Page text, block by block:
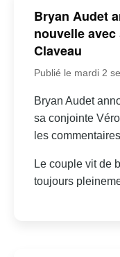
Bryan Audet
nouvelle
Claveau
Publié le mardi 2
Bryan Audet
sa conjointe
les
Le couple vit de
toujours